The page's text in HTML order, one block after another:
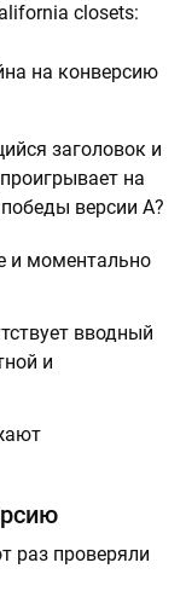
closets:
заголовок и
на
версии А?
и моментально
вводный
и
раз проверяли